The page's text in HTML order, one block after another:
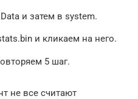
и затем в system.
и кликаем на него.
5 шаг.
не все считают